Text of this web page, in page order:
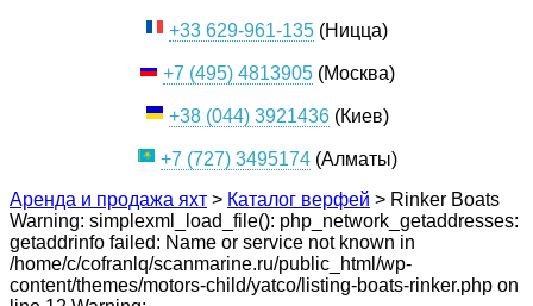
+33 629-961-135 (Ницца)
+7 (495) 4813905(Москва)
+38 (044) 3921436(Киев)
+7 (727) 3495174(Алматы)
Аренда и продажа яхт > Каталог верфей > Rinker Boats
Warning: simplexml_load_file(): php_network_getaddresses:
getaddrinfo failed: Name or service not known in
/home/c/cofranlq/scanmarine.ru/public_html/wp-
content/themes/motors-child/yatco/listing-boats-rinker.php on